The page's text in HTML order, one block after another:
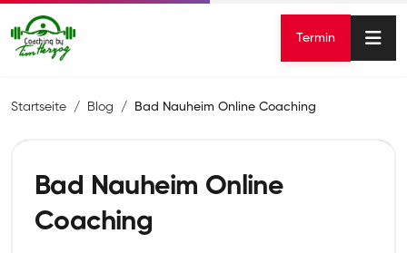
Termin
Startseite Blog Bad Nauheim Online Coaching
Bad Nauheim Online
Coaching